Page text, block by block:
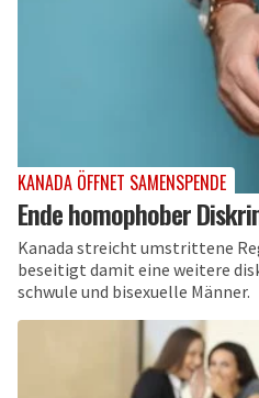
KANADA ÖFFNET SAMENSPENDE
Ende homophober
Kanada streicht umstrittene
beseitigt damit eine weitere
schwule und bisexuelle Männer.